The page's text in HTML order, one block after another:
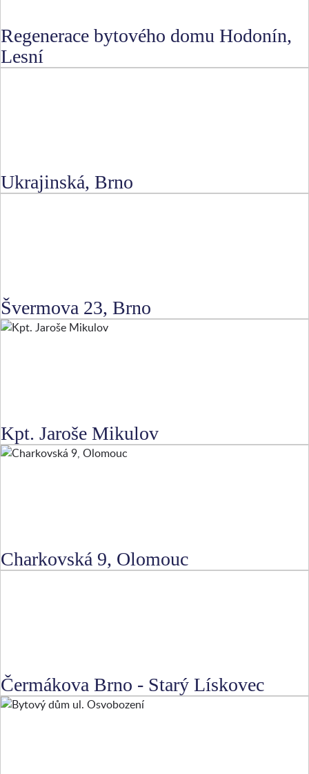
Regenerace bytového domu Hodonín,
Lesní
Ukrajinská, Brno
Švermova 23, Brno
Kpt. Jaroše Mikulov
Charkovská 9, Olomouc
Čermákova Brno - Starý Lískovec